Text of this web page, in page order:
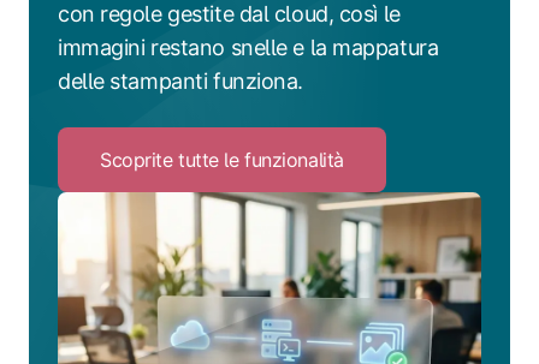
con regole gestite dal cloud, così le
immagini restano snelle e la mappatura
delle stampanti funziona.
Scoprite tutte le funzionalità
to
Scoprite
tutte
le
funzionalità